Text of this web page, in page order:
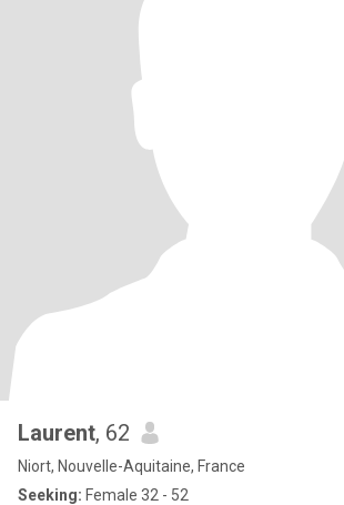
Laurent, 62
Niort, Nouvelle-Aquitaine, France
Seeking: Female 32 - 52